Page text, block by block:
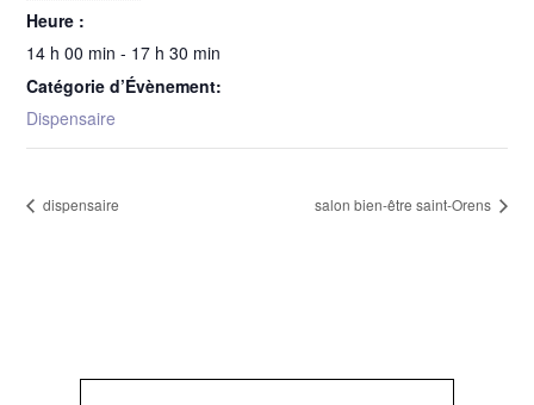
Heure :
14 h 00 min - 17 h 30 min
Catégorie d’Évènement:
Dispensaire
dispensaire salon bien-être saint-Orens